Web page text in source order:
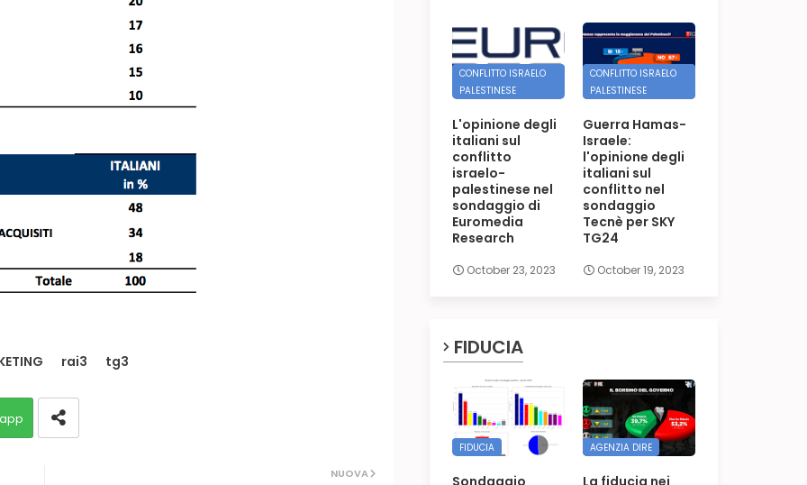
rai3 tg3
NUOVA
CONFLITTO ISRAELO
PALESTINESE
L'opinione degli
italiani sul
conflitto
israelo-
palestinese nel
sondaggio di
Euromedia
Research
October 23, 2023
CONFLITTO ISRAELO
PALESTINESE
Guerra Hamas-
Israele:
l'opinione degli
italiani sul
conflitto nel
sondaggio
Tecnè per SKY
TG24
October 19, 2023
FIDUCIA
FIDUCIA AGENZIA DIRE